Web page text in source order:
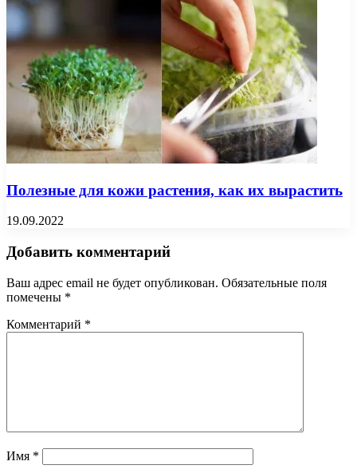
Полезные для кожи растения, как их вырастить
19.09.2022
Добавить комментарий
Ваш адрес email не будет опубликован. Обязательные поля
помечены *
Комментарий *
Имя *